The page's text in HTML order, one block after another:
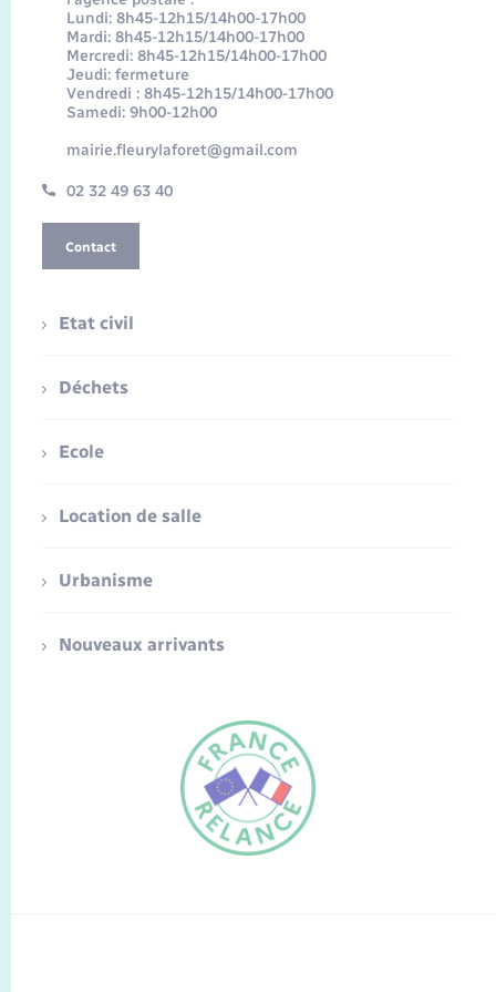
FR
Lundi: 8h45-12h15/14h00-17h00
Mardi: 8h45-12h15/14h00-17h00
Mercredi: 8h45-12h15/14h00-17h00
Jeudi: fermeture
Vendredi : 8h45-12h15/14h00-17h00
Samedi: 9h00-12h00
mairie.fleurylaforet@gmail.com
02 32 49 63 40
Contact
Etat civil
Déchets
Ecole
Location de salle
Urbanisme
Nouveaux arrivants